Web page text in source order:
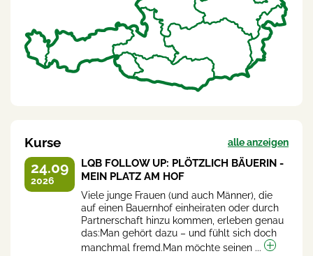
Kurse alle anzeigen
24.09
2026
LQB FOLLOW UP: PLÖTZLICH BÄUERIN -
MEIN PLATZ AM HOF
Viele junge Frauen (und auch Männer), die
auf einen Bauernhof einheiraten oder durch
Partnerschaft hinzu kommen, erleben genau
das:Man gehört dazu – und fühlt sich doch
manchmal fremd.Man möchte seinen ...